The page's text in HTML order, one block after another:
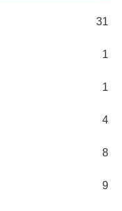
31
1
1
4
8
9